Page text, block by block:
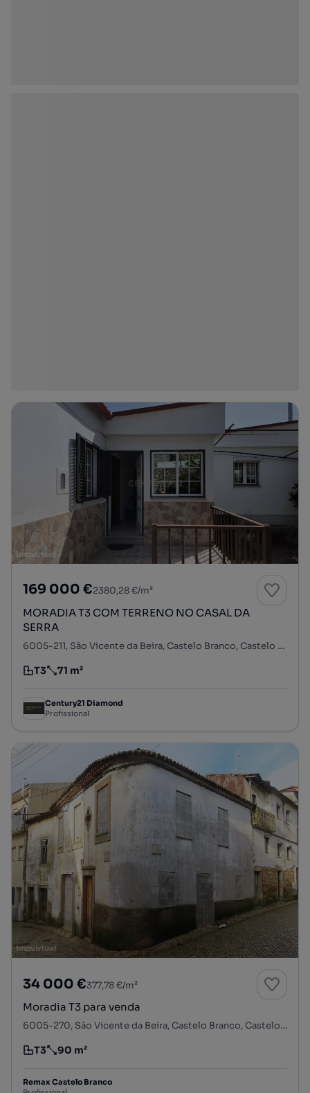
169 000 €2380,28 €/m²
MORADIA T3 COM TERRENO NO CASAL DA
SERRA
6005-211, São Vicente da Beira, Castelo Branco, Castelo Branco
Tipologia
T3
Preço por metro quadrado
71 m²
Century21 Diamond
Profissional
34 000 €377,78 €/m²
Moradia T3 para venda
6005-270, São Vicente da Beira, Castelo Branco, Castelo Branco
Tipologia
T3
Preço por metro quadrado
90 m²
Remax Castelo Branco